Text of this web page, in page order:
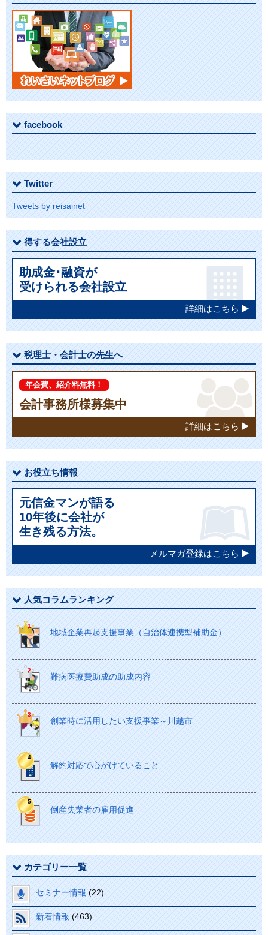
ン
facebook
Twitter
Tweets by reisainet
得する会社設立
助成金･融資が
受けられる会社設立
詳細はこちら
税理士・会計士の先生へ
年会費、紹介料無料！
会計事務所様募集中
詳細はこちら
お役立ち情報
元信金マンが語る
10年後に会社が
生き残る方法。
メルマガ登録はこちら
人気コラムランキング
地域企業再起支援事業（自治体連携型補助金）
難病医療費助成の助成内容
創業時に活用したい支援事業～川越市
解約対応で心がけていること
倒産失業者の雇用促進
カテゴリー一覧
セミナー情報 (22)
新着情報 (463)